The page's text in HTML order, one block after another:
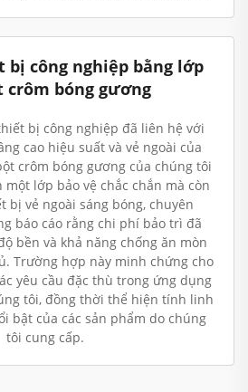
công nghiệp bằng lớp
crôm bóng gương
bị công nghiệp đã liên hệ với
cao hiệu suất và vẻ ngoài của
crôm bóng gương của chúng tôi
lớp bảo vệ chắc chắn mà còn
bị vẻ ngoài sáng bóng, chuyên
báo cáo rằng chi phí bảo trì đã
bền và khả năng chống ăn mòn
Trường hợp này minh chứng cho
yêu cầu đặc thù trong ứng dụng
tôi, đồng thời thể hiện tính linh
bật của các sản phẩm do chúng
tôi cung cấp.